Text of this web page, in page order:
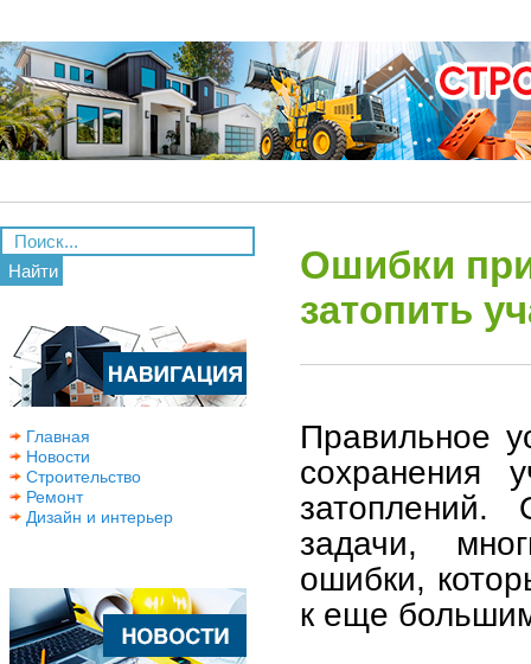
Найти
Главная
Новости
Строительство
Ремонт
Дизайн и интерьер
Ошибки
затопить
Правильное
сохранения
затоплений.
задачи,
ошибки,
к еще